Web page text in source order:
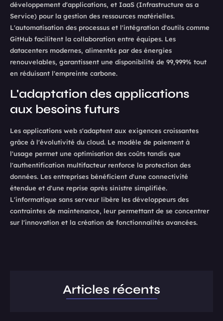
développement d'applications, et IaaS (Infrastructure as a
Service) pour la gestion des ressources matérielles.
L'automatisation des processus et l'intégration d'outils comme
GitHub facilitent la collaboration entre équipes. Les
datacenters modernes, alimentés par des énergies
renouvelables, garantissent une disponibilité de 99,999% tout
en réduisant l'empreinte carbone.
L'adaptation des applications
aux besoins futurs
Les applications web s'adaptent aux exigences croissantes
grâce à l'évolutivité du cloud. Le modèle de paiement à
l'usage permet une optimisation des coûts tandis que
l'authentification multifacteur renforce la protection des
données. Les entreprises bénéficient d'une connectivité
étendue et d'une reprise après sinistre simplifiée.
L'informatique sans serveur libère les développeurs des
contraintes de maintenance, leur permettant de se concentrer
sur l'innovation et la création de fonctionnalités avancées.
Articles récents